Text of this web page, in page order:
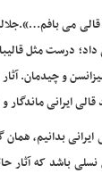
می
درست مثل
و چیدمان.
ایرانی ماندگار و
بدانیم،
باشد که آثار